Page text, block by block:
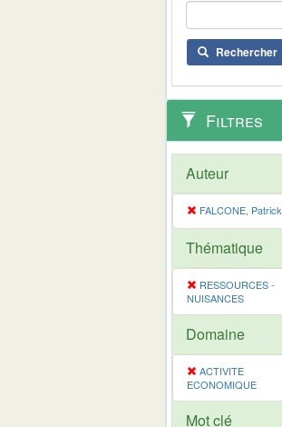
Rechercher
Filtres
Auteur
FALCONE, Patrick
Thématique
RESSOURCES -
NUISANCES
Domaine
ACTIVITE
ECONOMIQUE
Mot clé